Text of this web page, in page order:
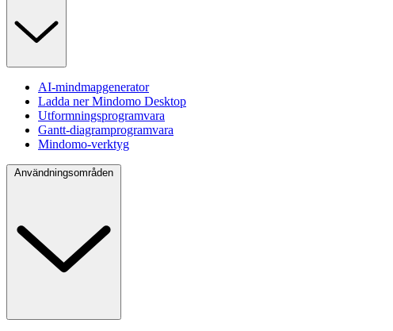
AI-mindmapgenerator
Ladda ner Mindomo Desktop
Utformningsprogramvara
Gantt-diagramprogramvara
Mindomo-verktyg
Användningsområden